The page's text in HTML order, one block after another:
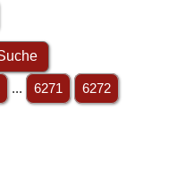
... 6271 6272